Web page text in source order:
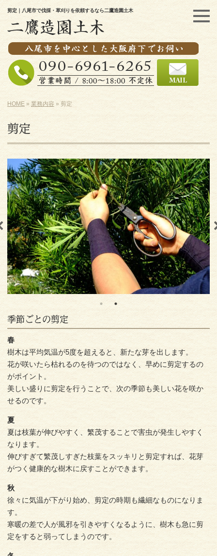
剪定｜八尾市で伐採・草刈りを依頼するなら二鷹造園土木
HOME » 業務内容 » 剪定
剪定
季節ごとの剪定
春
樹木は平均気温が5度を超えると、新たな芽を出します。
花が咲いたら枯れるのを待つのではなく、早めに剪定するの
がポイント。
美しい盛りに剪定を行うことで、次の季節も美しい花を咲か
せるのです。
夏
夏は枝葉が伸びやすく、繁茂することで害虫が発生しやすく
なります。
伸びすぎて繁茂しすぎた枝葉をスッキリと剪定すれば、花芽
がつく健康的な樹木に戻すことができます。
秋
徐々に気温が下がり始め、剪定の時期も繊細なものになりま
す。
寒暖の差で人が風邪を引きやすくなるように、樹木も急に剪
定をすると弱ってしまうのです。